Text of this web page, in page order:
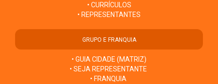
• CURRÍCULOS
• REPRESENTANTES
GRUPO E FRANQUIA
• GUIA CIDADE (MATRIZ)
• SEJA REPRESENTANTE
• FRANQUIA